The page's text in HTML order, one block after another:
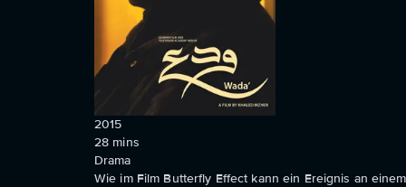
2015
28 mins
Drama
Wie im Film Butterfly Effect kann ein Ereignis an